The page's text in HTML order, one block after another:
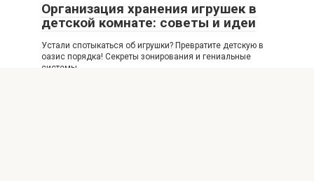
Организация хранения игрушек в
детской комнате: советы и идеи
Устали спотыкаться об игрушки? Превратите детскую в
оазис порядка! Секреты зонирования и гениальные
системы